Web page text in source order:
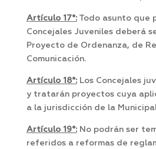
Artículo 17°:Todo asunto que
Concejales Juveniles deberá
Proyecto de Ordenanza, de
Comunicación.
Artículo 18°:Los Concejales
y tratarán proyectos cuya
a la jurisdicción de la
Artículo 19°:No podrán ser
referidos a reformas de